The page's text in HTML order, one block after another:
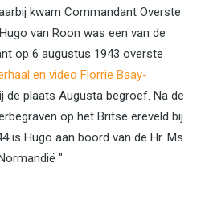
kwam Commandant Overste
van Roon was een van de
op 6 augustus 1943 overste
en video Florrie Baay-
de plaats Augusta begroef. Na de
op het Britse ereveld bij
is Hugo aan boord van de Hr. Ms.
"